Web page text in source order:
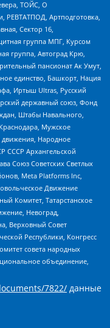
ТОЙС, О
РЕВТАТПОД, Артподготовка,
Сектор 16,
группа МПГ, Курсом
группа, Автоград Крю,
пансионат Ак Умут,
единство, Башкорт, Нация
Иртыш Ultras, Русский
державный союз, Фонд
Штабы Навального,
Мужское
движения, Народное
СССР Архангельской
Союз Советских Светлых
Meta Platforms Inc,
Движение
Комитет, Татарстанское
Невоград,
Верховный Совет
Республики, Конгресс
совета народных
объединение,
7822/ данные